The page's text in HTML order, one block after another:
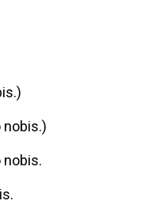
nobis.)
nobis.